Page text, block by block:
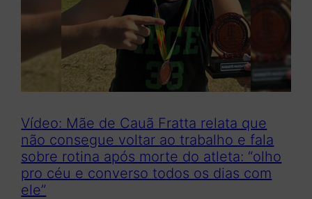
Vídeo: Mãe de Cauã Fratta relata que
não consegue voltar ao trabalho e fala
sobre rotina após morte do atleta: “olho
pro céu e converso todos os dias com
ele”